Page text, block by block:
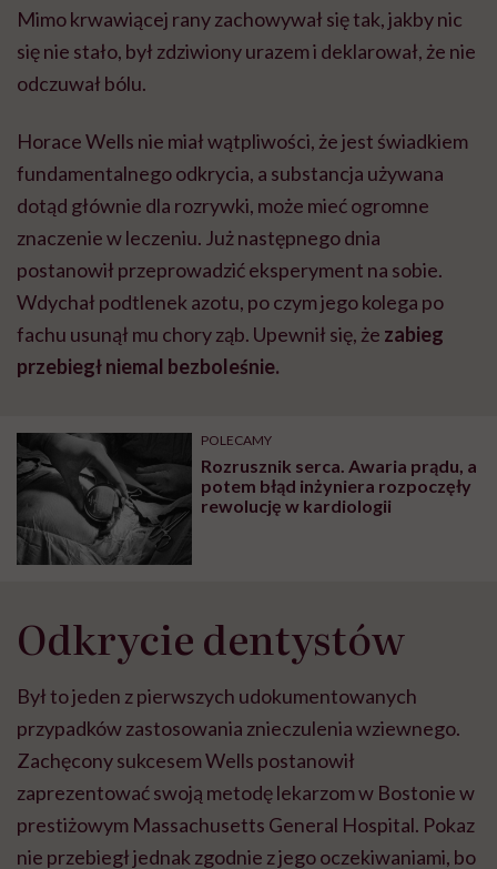
Mimo krwawiącej rany zachowywał się tak, jakby nic
się nie stało, był zdziwiony urazem i deklarował, że nie
odczuwał bólu.
Horace Wells nie miał wątpliwości, że jest świadkiem
fundamentalnego odkrycia, a substancja używana
dotąd głównie dla rozrywki, może mieć ogromne
znaczenie w leczeniu. Już następnego dnia
postanowił przeprowadzić eksperyment na sobie.
Wdychał podtlenek azotu, po czym jego kolega po
fachu usunął mu chory ząb. Upewnił się, że zabieg
przebiegł niemal bezboleśnie.
POLECAMY
Rozrusznik serca. Awaria prądu, a
potem błąd inżyniera rozpoczęły
rewolucję w kardiologii
Odkrycie dentystów
Był to jeden z pierwszych udokumentowanych
przypadków zastosowania znieczulenia wziewnego.
Zachęcony sukcesem Wells postanowił
zaprezentować swoją metodę lekarzom w Bostonie w
prestiżowym Massachusetts General Hospital. Pokaz
nie przebiegł jednak zgodnie z jego oczekiwaniami, bo